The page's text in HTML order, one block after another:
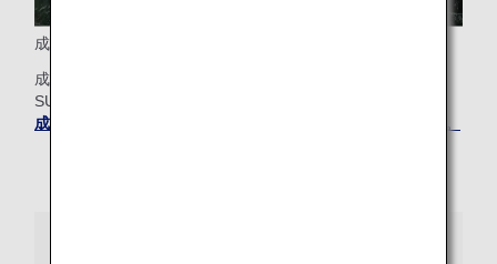
成田空港「ANA SUITE CHECK-IN」
成田空港では、ファーストクラスのお客様に「ANA
SUITELOUNGE」でのチェックインがご利用いただけます。
成田空港「ANA SUITE CHECK-IN」についての詳細を見る。